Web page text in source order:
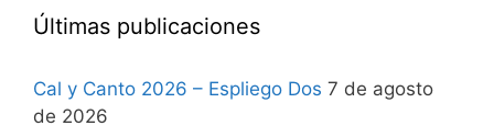
Últimas publicaciones
Cal y Canto 2026 – Espliego Dos 7 de agosto
de 2026